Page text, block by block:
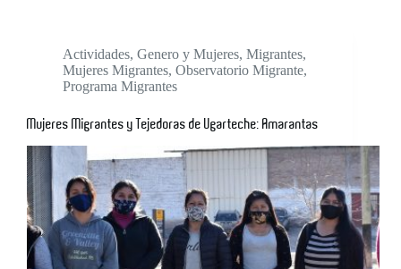
Actividades, Genero y Mujeres, Migrantes,
Mujeres Migrantes, Observatorio Migrante,
Programa Migrantes
Mujeres Migrantes y Tejedoras de Ugarteche: Amarantas